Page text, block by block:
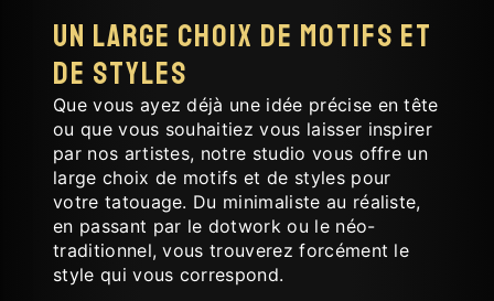
Un large choix de motifs et
de styles
Que vous ayez déjà une idée précise en tête
ou que vous souhaitiez vous laisser inspirer
par nos artistes, notre studio vous offre un
large choix de motifs et de styles pour
votre tatouage. Du minimaliste au réaliste,
en passant par le dotwork ou le néo-
traditionnel, vous trouverez forcément le
style qui vous correspond.